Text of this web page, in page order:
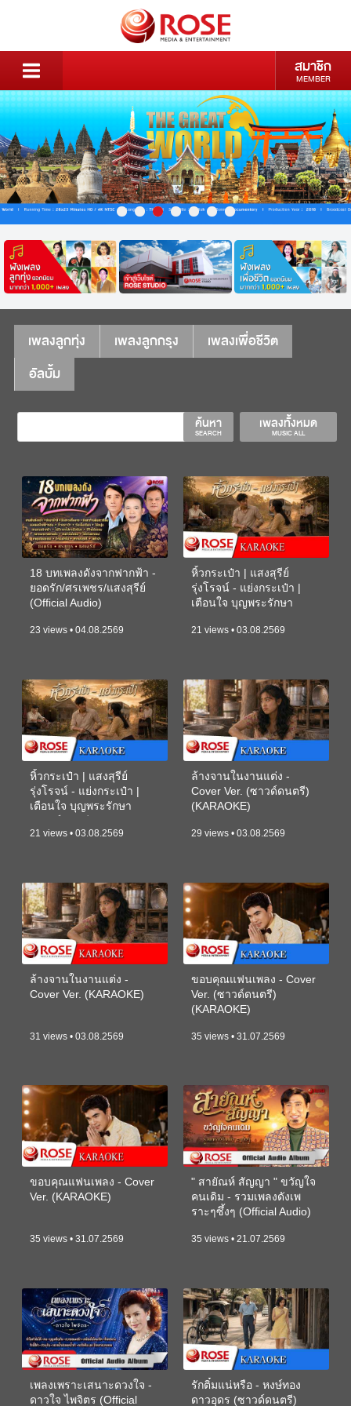
สมาชิก
MEMBER
เพลงลูกทุ่ง เพลงลูกกรุง
เพลงเพื่อชีวิต
อัลบั้ม
เพลงทั้งหมด
MUSIC ALL
ค้นหา
SEARCH
18 บทเพลงดังจากฟากฟ้า -
ยอดรัก/ศรเพชร/แสงสุรีย์
(Official Audio)
23 views • 04.08.2569
หิ้วกระเป๋า | แสงสุรีย์
รุ่งโรจน์ - แย่งกระเป๋า |
เตือนใจ บุญพระรักษา
21 views • 03.08.2569
หิ้วกระเป๋า | แสงสุรีย์
รุ่งโรจน์ - แย่งกระเป๋า |
เตือนใจ บุญพระรักษา
21 views • 03.08.2569
ล้างจานในงานแต่ง -
Cover Ver. (ซาวด์ดนตรี)
(KARAOKE)
29 views • 03.08.2569
ล้างจานในงานแต่ง -
Cover Ver. (KARAOKE)
31 views • 03.08.2569
ขอบคุณแฟนเพลง - Cover
Ver. (ซาวด์ดนตรี)
(KARAOKE)
35 views • 31.07.2569
ขอบคุณแฟนเพลง - Cover
Ver. (KARAOKE)
35 views • 31.07.2569
" สายัณห์ สัญญา " ขวัญใจ
คนเดิม - รวมเพลงดังเพ
ราะๆซึ้งๆ (Official Audio)
35 views • 21.07.2569
เพลงเพราะเสนาะดวงใจ -
ดาวใจ ไพจิตร (Official
รักติ๋มแน่หรือ - หงษ์ทอง
ดาวอุดร (ซาวด์ดนตรี)